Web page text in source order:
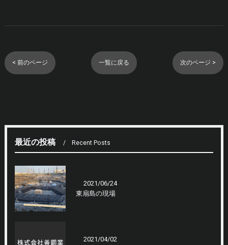
< 前のページ 一覧に戻る 次のページ >
最近の投稿 Recent Posts
2021/06/24
東扇島の現場
2021/04/02